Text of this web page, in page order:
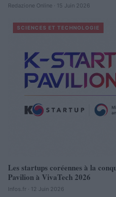
Redazione Online · 15 Juin 2026
SCIENCES ET TECHNOLOGIE
Les startups coréennes à la
Pavilion à VivaTech 2026
Infos.fr · 12 Juin 2026